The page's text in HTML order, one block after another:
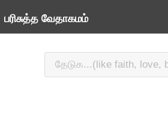
பரிசுத்த வேதாகமம்